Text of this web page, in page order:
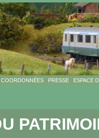
COORDONNÉES PRESSE ESPACE